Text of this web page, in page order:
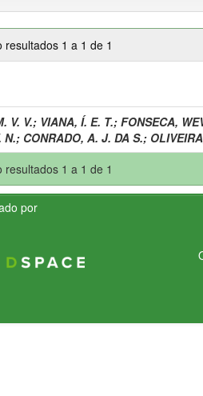
resultados 1 a 1 de 1
V. V.; VIANA, Í. E. T.; FONSECA,
N.; CONRADO, A. J. DA S.;
resultados 1 a 1 de 1
por